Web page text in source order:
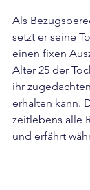
Als
setzt er seine
einen fixen
Alter 25 der
ihr
erhalten kann.
zeitlebens alle
und erfährt